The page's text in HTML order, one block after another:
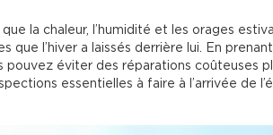
que la chaleur, l’humidité et les orages
que l’hiver a laissés derrière lui. En
pouvez éviter des réparations coûteuses
essentielles à faire à l’arrivée de